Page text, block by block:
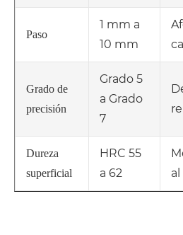
Paso
1 mm a
10 mm
Grado de
precisión
Grado 5
a Grado
7
Dureza
superficial
HRC 55
a 62